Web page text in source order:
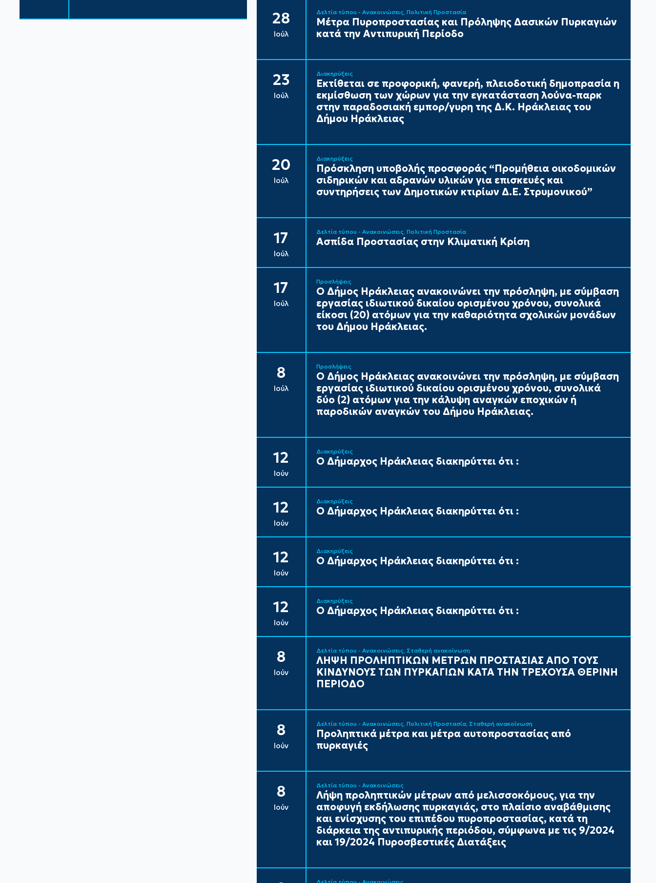
28
Ιούλ
Δελτία τύπου - Ανακοινώσεις Πολιτική Προστασία
Μέτρα Πυροπροστασίας και Πρόληψης Δασικών Πυρκαγιών
κατά την Αντιπυρική Περίοδο
23
Ιούλ
Διακηρύξεις
Εκτίθεται σε προφορική, φανερή, πλειοδοτική δημοπρασία η
εκμίσθωση των χώρων για την εγκατάσταση λούνα-παρκ
στην παραδοσιακή εμπορ/γυρη της Δ.Κ. Ηράκλειας του
Δήμου Ηράκλειας
20
Ιούλ
Διακηρύξεις
Πρόσκληση υποβολής προσφοράς “Προμήθεια οικοδομικών
σιδηρικών και αδρανών υλικών για επισκευές και
συντηρήσεις των Δημοτικών κτιρίων Δ.Ε. Στρυμονικού”
17
Ιούλ
Δελτία τύπου - Ανακοινώσεις Πολιτική Προστασία
Ασπίδα Προστασίας στην Κλιματική Κρίση
17
Ιούλ
Προσλήψεις
Ο Δήμος Ηράκλειας ανακοινώνει την πρόσληψη, με σύμβαση
εργασίας ιδιωτικού δικαίου ορισμένου χρόνου, συνολικά
είκοσι (20) ατόμων για την καθαριότητα σχολικών μονάδων
του Δήμου Ηράκλειας.
8
Ιούλ
Προσλήψεις
Ο Δήμος Ηράκλειας ανακοινώνει την πρόσληψη, με σύμβαση
εργασίας ιδιωτικού δικαίου ορισμένου χρόνου, συνολικά
δύο (2) ατόμων για την κάλυψη αναγκών εποχικών ή
παροδικών αναγκών του Δήμου Ηράκλειας.
12
Ιούν
Διακηρύξεις
Ο Δήμαρχος Ηράκλειας διακηρύττει ότι :
12
Ιούν
Διακηρύξεις
Ο Δήμαρχος Ηράκλειας διακηρύττει ότι :
12
Ιούν
Διακηρύξεις
Ο Δήμαρχος Ηράκλειας διακηρύττει ότι :
12
Ιούν
Διακηρύξεις
Ο Δήμαρχος Ηράκλειας διακηρύττει ότι :
8
Ιούν
Δελτία τύπου - Ανακοινώσεις Σταθερή ανακοίνωση
ΛΗΨΗ ΠΡΟΛΗΠΤΙΚΩΝ ΜΕΤΡΩΝ ΠΡΟΣΤΑΣΙΑΣ ΑΠΟ ΤΟΥΣ
ΚΙΝΔΥΝΟΥΣ ΤΩΝ ΠΥΡΚΑΓΙΩΝ ΚΑΤΑ ΤΗΝ ΤΡΕΧΟΥΣΑ ΘΕΡΙΝΗ
ΠΕΡΙΟΔΟ
8
Ιούν
Δελτία τύπου - Ανακοινώσεις Πολιτική Προστασία Σταθερή ανακοίνωση
Προληπτικά μέτρα και μέτρα αυτοπροστασίας από
πυρκαγιές
8
Ιούν
Δελτία τύπου - Ανακοινώσεις
Λήψη προληπτικών μέτρων από μελισσοκόμους, για την
αποφυγή εκδήλωσης πυρκαγιάς, στο πλαίσιο αναβάθμισης
και ενίσχυσης του επιπέδου πυροπροστασίας, κατά τη
διάρκεια της αντιπυρικής περιόδου, σύμφωνα με τις 9/2024
και 19/2024 Πυροσβεστικές Διατάξεις